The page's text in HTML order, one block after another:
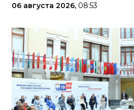
06 августа 2026, 08:53